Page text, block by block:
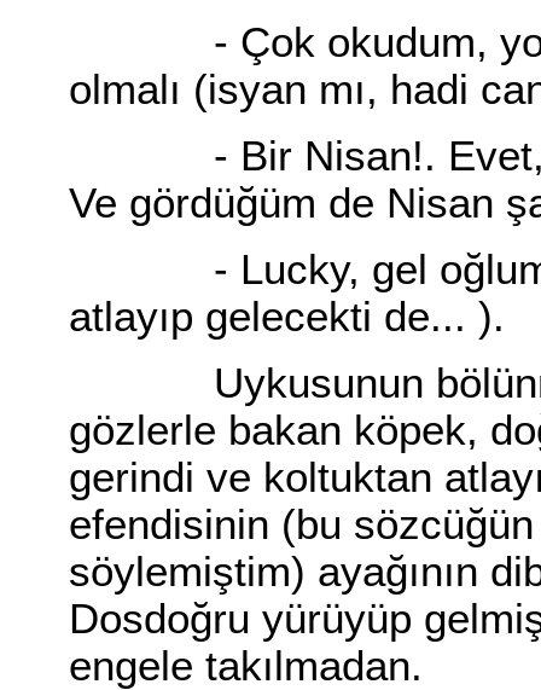
- Çok okudum,
olmalı (isyan mı, hadi
- Bir Nisan!. Evet,
Ve gördüğüm de Nisan
- Lucky, gel oğlum (
atlayıp gelecekti de... ).
Uykusunun
gözlerle bakan köpek,
gerindi ve koltuktan
efendisinin (bu
söylemiştim) ayağının
Dosdoğru yürüyüp
engele takılmadan.